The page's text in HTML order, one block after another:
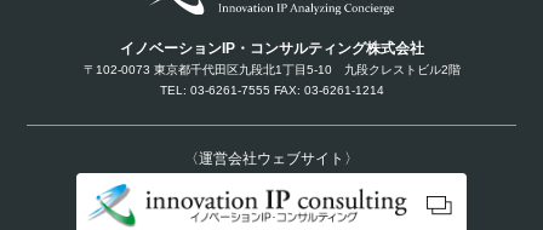
イノベーションIP・コンサルティング株式会社
〒102-0073 東京都千代田区九段北1丁目5-10 九段クレストビル2階
TEL: 03-6261-7555 FAX: 03-6261-1214
〈運営会社ウェブサイト〉